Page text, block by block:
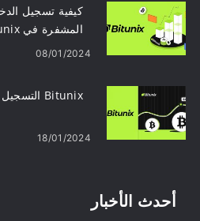
كيفية تسجيل
المشفرة في Bitunix
08/01/2024
Bitunix التسجيل
18/01/2024
أحدث الأخبار